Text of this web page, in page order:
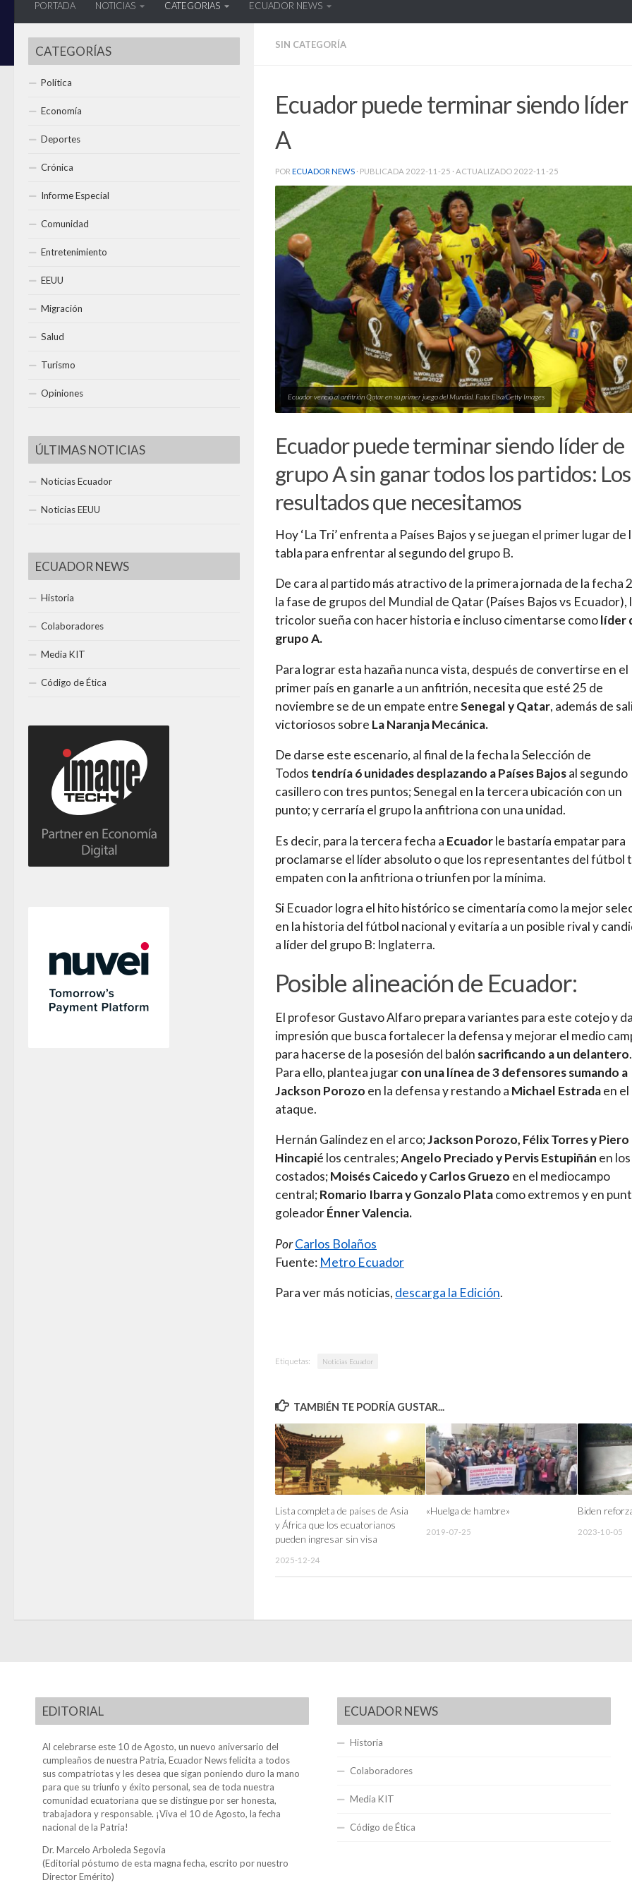
PORTADA NOTICIAS CATEGORIAS ECUADOR NEWS
SIN CATEGORÍA
Ecuador puede terminar siendo
A
POR ECUADOR NEWS · PUBLICADA 2022-11-25 · ACTUALIZADO 2022-11-25
Ecuador venció al anfitrión Qatar en su primer juego del Mundial. Foto: Elsa/Getty Images
Ecuador puede terminar siendo líder de
grupo A sin ganar todos los partidos: Los
resultados que necesitamos
Hoy ‘La Tri’ enfrenta a Países Bajos y se juegan el primer lugar de
tabla para enfrentar al segundo del grupo B.
De cara al partido más atractivo de la primera jornada de la fecha
la fase de grupos del Mundial de Qatar (Países Bajos vs Ecuador),
tricolor sueña con hacer historia e incluso cimentarse comolíder
grupo A.
Para lograr esta hazaña nunca vista, después de convertirse en el
primer país en ganarle a un anfitrión, necesita que esté 25 de
noviembre se de un empate entreSenegal y Qatar, además de
victoriosos sobre La Naranja Mecánica.
De darse este escenario, al final de la fecha la Selección de
Todos tendría 6 unidades desplazando a Países Bajosal segundo
casillero con tres puntos; Senegal en la tercera ubicación con un
punto; y cerraría el grupo la anfitriona con una unidad.
Es decir, para la tercera fecha a Ecuadorle bastaría empatar para
proclamarse el líder absoluto o que los representantes del fútbol
empaten con la anfitriona o triunfen por la mínima.
Si Ecuador logra el hito histórico se cimentaría como la mejor
en la historia del fútbol nacional y evitaría a un posible rival y
a líder del grupo B: Inglaterra.
Posible alineación de Ecuador:
El profesor Gustavo Alfaro prepara variantes para este cotejo y
impresión que busca fortalecer la defensa y mejorar el medio
para hacerse de la posesión del balón sacrificando a un delantero.
Para ello, plantea jugarcon una línea de 3 defensores sumando a
Jackson Porozo en la defensa y restando a Michael Estradaen el
ataque.
Hernán Galindez en el arco;Jackson Porozo, Félix Torres y Piero
Hincapié los centrales;Angelo Preciado y Pervis Estupiñán en los
costados;Moisés Caicedo y Carlos Gruezo en el mediocampo
central;Romario Ibarra y Gonzalo Platacomo extremos y en
goleadorÉnner Valencia.
PorCarlos Bolaños
Fuente: Metro Ecuador
Para ver más noticias, descarga la Edición.
Etiquetas: Noticias Ecuador
TAMBIÉN TE PODRÍA GUSTAR...
Lista completa de países de Asia
y África que los ecuatorianos
pueden ingresar sin visa
2025-12-24
«Huelga de hambre»
2019-07-25
Biden
2023-10-05
CATEGORÍAS
Política
Economía
Deportes
Crónica
Informe Especial
Comunidad
Entretenimiento
EEUU
Migración
Salud
Turismo
Opiniones
ÚLTIMAS NOTICIAS
Noticias Ecuador
Noticias EEUU
ECUADOR NEWS
Historia
Colaboradores
Media KIT
Código de Ética
EDITORIAL
Al celebrarse este 10 de Agosto, un nuevo aniversario del
cumpleaños de nuestra Patria, Ecuador News felicita a todos
sus compatriotas y les desea que sigan poniendo duro la mano
para que su triunfo y éxito personal, sea de toda nuestra
comunidad ecuatoriana que se distingue por ser honesta,
trabajadora y responsable. ¡Viva el 10 de Agosto, la fecha
nacional de la Patria!
Dr. Marcelo Arboleda Segovia
(Editorial póstumo de esta magna fecha, escrito por nuestro
Director Emérito)
ECUADOR NEWS
Historia
Colaboradores
Media KIT
Código de Ética